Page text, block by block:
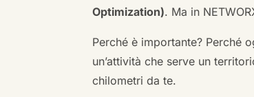
Optimization). Ma in
Perché è importante? Perché
un’attività che serve un
chilometri da te.